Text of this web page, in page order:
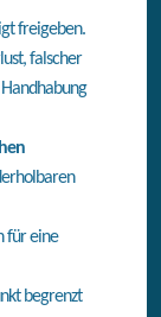
freigeben.
falscher
für eine
begrenzt